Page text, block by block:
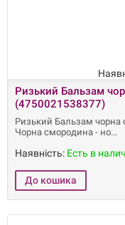
Ризький Бальзам
(4750021538377)
Ризький Бальзам чорна
Чорна смородина - но
Наявність: Есть в